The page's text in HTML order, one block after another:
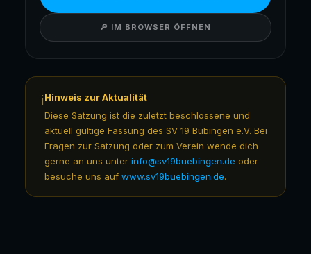
🔎 IM BROWSER ÖFFNEN
Hinweis zur Aktualität
Diese Satzung ist die zuletzt beschlossene und
aktuell gültige Fassung des SV 19 Bübingen e.V. Bei
Fragen zur Satzung oder zum Verein wende dich
gerne an uns unter info@sv19buebingen.de oder
besuche uns auf www.sv19buebingen.de.